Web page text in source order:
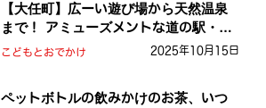
【大任町】広ーい遊び場から天然温泉
まで！ アミューズメントな道の駅・お
おとう桜街道
こどもとおでかけ 2025年10月15日
ペットボトルの飲みかけのお茶、いつ